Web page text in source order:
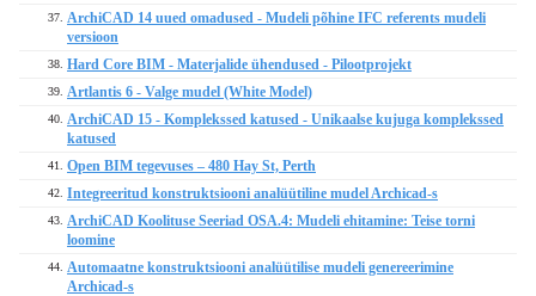
37.
ArchiCAD 14 uued omadused - Mudeli põhine IFC referents mudeli
versioon
38. Hard Core BIM - Materjalide ühendused - Pilootprojekt
39. Artlantis 6 - Valge mudel (White Model)
40.
ArchiCAD 15 - Komplekssed katused - Unikaalse kujuga komplekssed
katused
41. Open BIM tegevuses – 480 Hay St, Perth
42. Integreeritud konstruktsiooni analüütiline mudel Archicad-s
43.
ArchiCAD Koolituse Seeriad OSA.4: Mudeli ehitamine: Teise torni
loomine
44.
Automaatne konstruktsiooni analüütilise mudeli genereerimine
Archicad-s